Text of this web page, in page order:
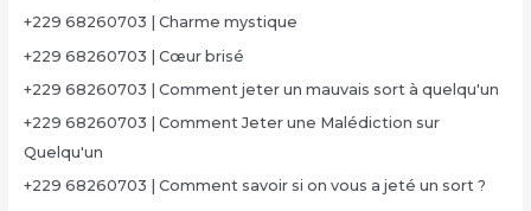
+229 68260703 | Charme mystique
+229 68260703 | Cœur brisé
+229 68260703 | Comment jeter un mauvais sort à quelqu'un
+229 68260703 | Comment Jeter une Malédiction sur
Quelqu'un
+229 68260703 | Comment savoir si on vous a jeté un sort ?